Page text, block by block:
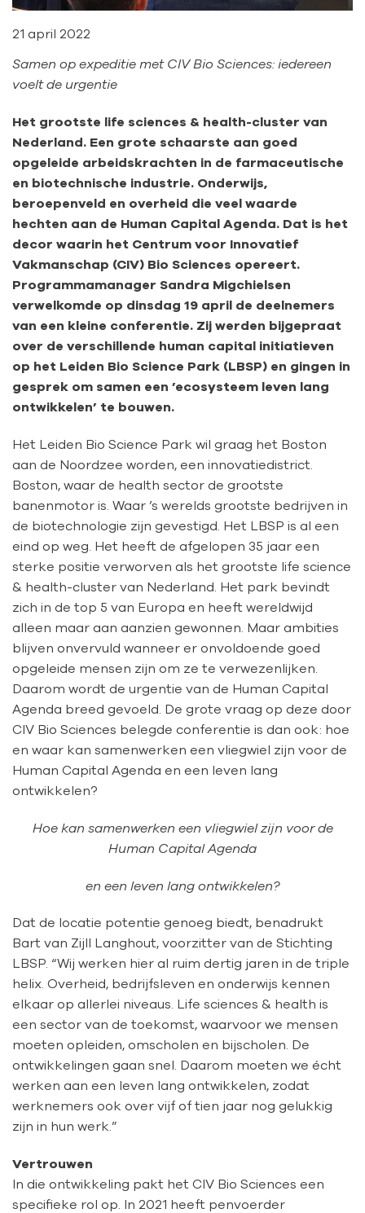
21 april 2022
Samen op expeditie met CIV Bio Sciences: iedereen
voelt de urgentie
Het grootste life sciences & health-cluster van
Nederland. Een grote schaarste aan goed
opgeleide arbeidskrachten in de farmaceutische
en biotechnische industrie. Onderwijs,
beroepenveld en overheid die veel waarde
hechten aan de Human Capital Agenda. Dat is het
decor waarin het Centrum voor Innovatief
Vakmanschap (CIV) Bio Sciences opereert.
Programmamanager Sandra Migchielsen
verwelkomde op dinsdag 19 april de deelnemers
van een kleine conferentie. Zij werden bijgepraat
over de verschillende human capital initiatieven
op het Leiden Bio Science Park (LBSP) en gingen in
gesprek om samen een ’ecosysteem leven lang
ontwikkelen’ te bouwen.
Het Leiden Bio Science Park wil graag het Boston
aan de Noordzee worden, een innovatiedistrict.
Boston, waar de health sector de grootste
banenmotor is. Waar ’s werelds grootste bedrijven in
de biotechnologie zijn gevestigd. Het LBSP is al een
eind op weg. Het heeft de afgelopen 35 jaar een
sterke positie verworven als het grootste life science
& health-cluster van Nederland. Het park bevindt
zich in de top 5 van Europa en heeft wereldwijd
alleen maar aan aanzien gewonnen. Maar ambities
blijven onvervuld wanneer er onvoldoende goed
opgeleide mensen zijn om ze te verwezenlijken.
Daarom wordt de urgentie van de Human Capital
Agenda breed gevoeld. De grote vraag op deze door
CIV Bio Sciences belegde conferentie is dan ook: hoe
en waar kan samenwerken een vliegwiel zijn voor de
Human Capital Agenda en een leven lang
ontwikkelen?
Hoe kan samenwerken een vliegwiel zijn voor de
Human Capital Agenda
en een leven lang ontwikkelen?
Dat de locatie potentie genoeg biedt, benadrukt
Bart van Zijll Langhout, voorzitter van de Stichting
LBSP. “Wij werken hier al ruim dertig jaren in de triple
helix. Overheid, bedrijfsleven en onderwijs kennen
elkaar op allerlei niveaus. Life sciences & health is
een sector van de toekomst, waarvoor we mensen
moeten opleiden, omscholen en bijscholen. De
ontwikkelingen gaan snel. Daarom moeten we écht
werken aan een leven lang ontwikkelen, zodat
werknemers ook over vijf of tien jaar nog gelukkig
zijn in hun werk.”
Vertrouwen
In die ontwikkeling pakt het CIV Bio Sciences een
specifieke rol op. In 2021 heeft penvoerder